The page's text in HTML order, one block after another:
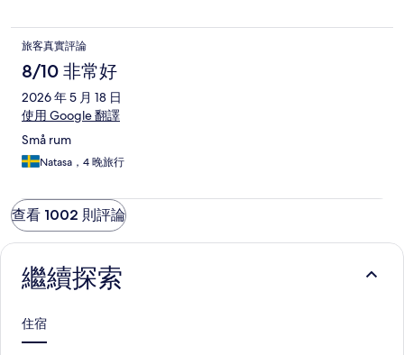
旅客真實評論
8/10 非常好
2026 年 5 月 18 日
使用 Google 翻譯
Små rum
Natasa，4 晚旅行
查看 1002 則評論
繼續探索
住宿